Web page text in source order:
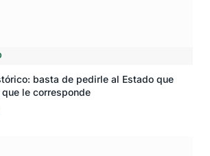
basta de pedirle al Estado que
le corresponde